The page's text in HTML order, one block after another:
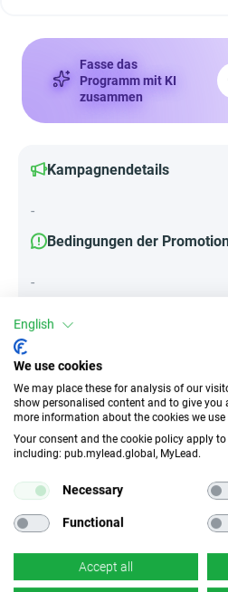
Fasse das
Programm mit KI
zusammen
Kampagnendetails
-
Bedingungen der
-
Attribute
||Geräte||
Mobile Geräte
Desktop
Unerlaubter
k.A.
k.A.
×
English
We use cookies
We may place these for analysis of our
show personalised content and to give you
more information about the cookies we use
Your consent and the cookie policy apply
including: pub.mylead.global, MyLead.
Necessary
Functional
Accept all